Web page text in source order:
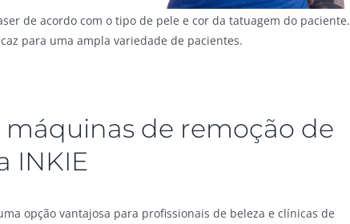
de acordo com o tipo de pele e cor da tatuagem do paciente.
para uma ampla variedade de pacientes.
de remoção de
INKIE
opção vantajosa para profissionais de beleza e clínicas de